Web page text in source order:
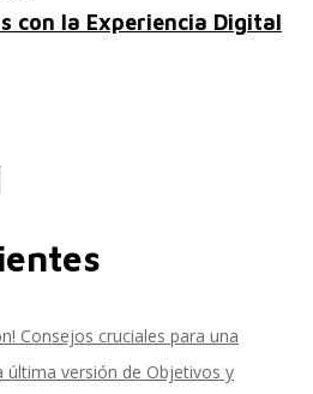
con la Experiencia Digital
Consejos cruciales para una
última versión de Objetivos y